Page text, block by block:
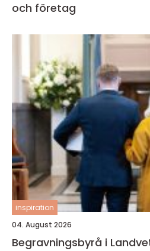
och företag
inspiration
04. August 2026
Begravningsbyrå i